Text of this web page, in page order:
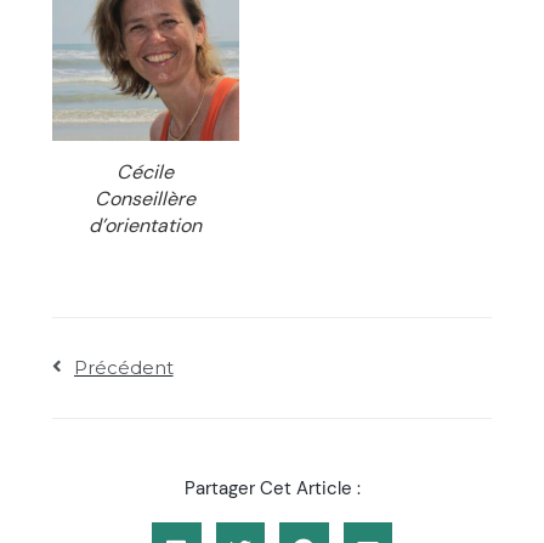
Cécile
Conseillère
d’orientation
Précédent
Partager Cet Article :